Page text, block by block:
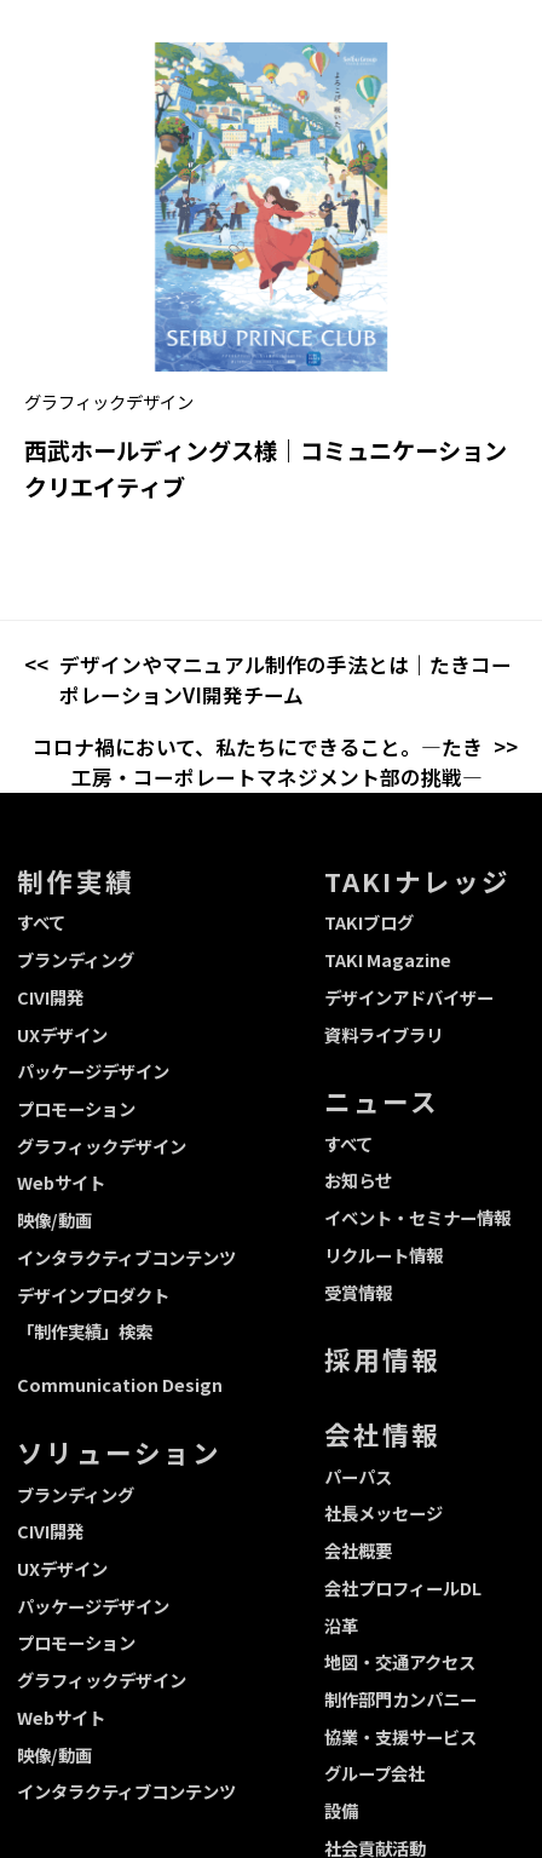
グラフィックデザイン
西武ホールディングス様｜コミュニケーション
クリエイティブ
デザインやマニュアル制作の手法とは｜たきコー
ポレーションVI開発チーム
コロナ禍において、私たちにできること。―たき
工房・コーポレートマネジメント部の挑戦―
制作実績
すべて
ブランディング
CIVI開発
UXデザイン
パッケージデザイン
プロモーション
グラフィックデザイン
Webサイト
映像/動画
インタラクティブコンテンツ
デザインプロダクト
「制作実績」検索
Communication Design
ソリューション
ブランディング
CIVI開発
UXデザイン
パッケージデザイン
プロモーション
グラフィックデザイン
Webサイト
映像/動画
インタラクティブコンテンツ
TAKIナレッジ
TAKIブログ
TAKI Magazine
デザインアドバイザー
資料ライブラリ
ニュース
すべて
お知らせ
イベント・セミナー情報
リクルート情報
受賞情報
採用情報
会社情報
パーパス
社長メッセージ
会社概要
会社プロフィールDL
沿革
地図・交通アクセス
制作部門カンパニー
協業・支援サービス
グループ会社
設備
社会貢献活動